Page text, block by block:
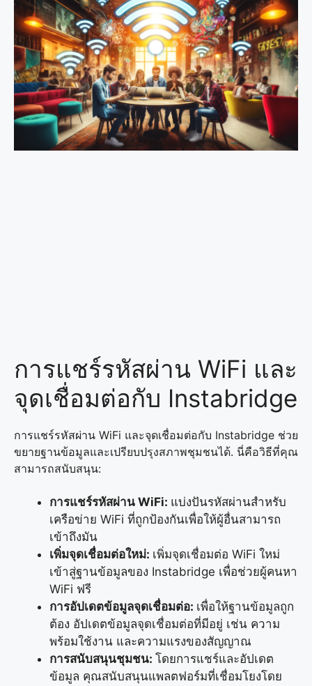
การแชร์รหัสผ่าน WiFi และ
จุดเชื่อมต่อกับ Instabridge
การแชร์รหัสผ่าน WiFi และจุดเชื่อมต่อกับ Instabridge ช่วย
ขยายฐานข้อมูลและเปรียบปรุงสภาพชุมชนได้. นี่คือวิธีที่คุณ
สามารถสนับสนุน:
การแชร์รหัสผ่าน WiFi: แบ่งปันรหัสผ่านสำหรับ
เครือข่าย WiFi ที่ถูกป้องกันเพื่อให้ผู้อื่นสามารถ
เข้าถึงมัน
เพิ่มจุดเชื่อมต่อใหม่: เพิ่มจุดเชื่อมต่อ WiFi ใหม่
เข้าสู่ฐานข้อมูลของ Instabridge เพื่อช่วยผู้คนหา
WiFi ฟรี
การอัปเดตข้อมูลจุดเชื่อมต่อ: เพื่อให้ฐานข้อมูลถูก
ต้อง อัปเดตข้อมูลจุดเชื่อมต่อที่มีอยู่ เช่น ความ
พร้อมใช้งาน และความแรงของสัญญาณ
การสนับสนุนชุมชน: โดยการแชร์และอัปเดต
ข้อมูล คุณสนับสนุนแพลตฟอร์มที่เชื่อมโยงโดย